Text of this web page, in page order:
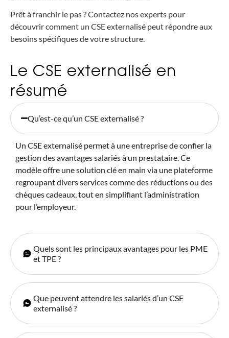
Prêt à franchir le pas ? Contactez nos experts pour
découvrir comment un CSE externalisé peut répondre aux
besoins spécifiques de votre structure.
Le CSE externalisé en
résumé
Qu’est-ce qu’un CSE externalisé ?
Un CSE externalisé permet à une entreprise de confier la
gestion des avantages salariés à un prestataire. Ce
modèle offre une solution clé en main via une plateforme
regroupant divers services comme des réductions ou des
chèques cadeaux, tout en simplifiant l’administration
pour l’employeur.
Quels sont les principaux avantages pour les PME
et TPE ?
Que peuvent attendre les salariés d’un CSE
externalisé ?